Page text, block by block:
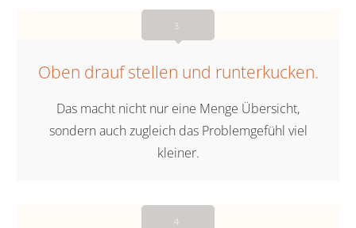
3
Oben drauf stellen und runterkucken.
Das macht nicht nur eine Menge Übersicht,
sondern auch zugleich das Problemgefühl viel
kleiner.
4